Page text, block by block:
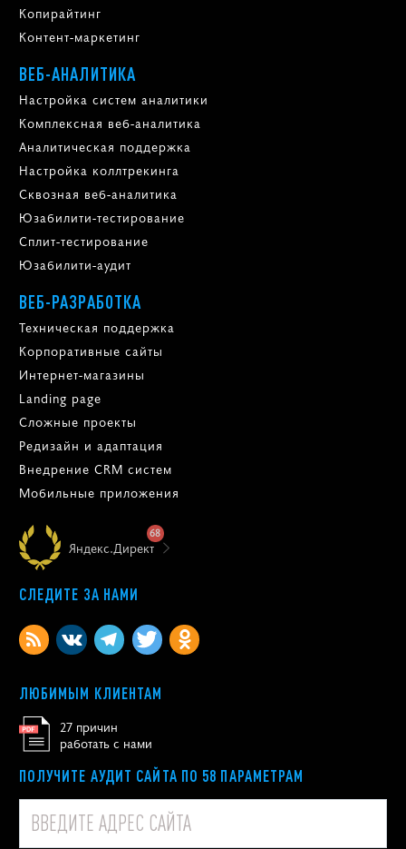
Копирайтинг
Контент-маркетинг
ВЕБ-АНАЛИТИКА
Настройка систем аналитики
Комплексная веб-аналитика
Аналитическая поддержка
Настройка коллтрекинга
Сквозная веб-аналитика
Юзабилити-тестирование
Сплит-тестирование
Юзабилити-аудит
ВЕБ-РАЗРАБОТКА
Техническая поддержка
Корпоративные сайты
Интернет-магазины
Landing page
Сложные проекты
Редизайн и адаптация
Внедрение CRM систем
Мобильные приложения
Яндекс.Директ
68
СЛЕДИТЕ ЗА НАМИ
ЛЮБИМЫМ КЛИЕНТАМ
27 причин
работать с нами
ПОЛУЧИТЕ АУДИТ САЙТА ПО 58 ПАРАМЕТРАМ